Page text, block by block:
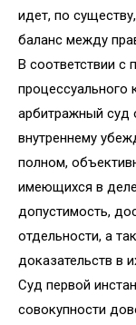
идет, по
баланс между
В соответствии с
арбитражный суд
внутреннему
полном,
имеющихся в
допустимость,
отдельности, а
доказательств в
Суд первой
совокупности